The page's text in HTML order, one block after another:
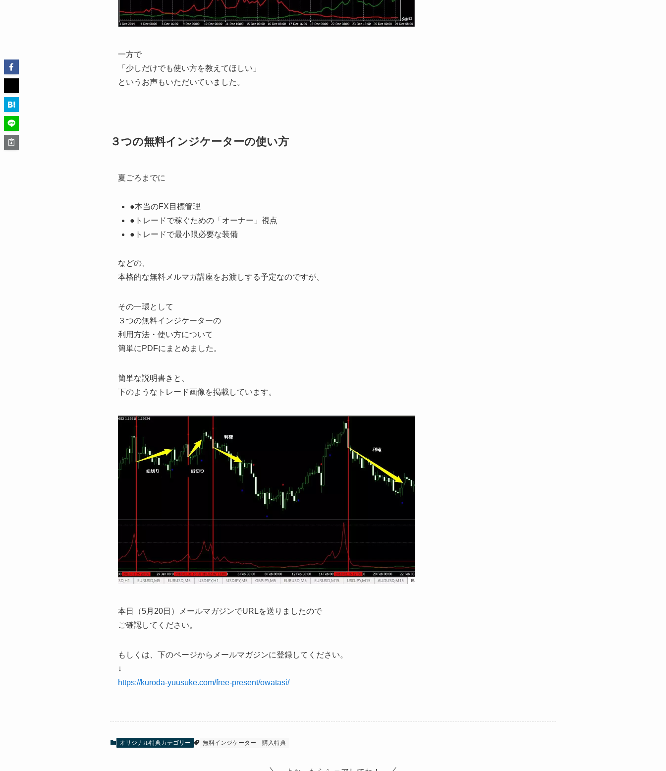
一方で
「少しだけでも使い方を教えてほしい」
というお声もいただいていました。
３つの無料インジケーターの使い方
夏ごろまでに
●本当のFX目標管理
●トレードで稼ぐための「オーナー」視点
●トレードで最小限必要な装備
などの、
本格的な無料メルマガ講座をお渡しする予定なのですが、
その一環として
３つの無料インジケーターの
利用方法・使い方について
簡単にPDFにまとめました。
簡単な説明書きと、
下のようなトレード画像を掲載しています。
本日（5月20日）メールマガジンでURLを送りましたので
ご確認してください。
もしくは、下のページからメールマガジンに登録してください。
↓
https://kuroda-yuusuke.com/free-present/owatasi/
オリジナル特典カテゴリー 無料インジケーター 購入特典